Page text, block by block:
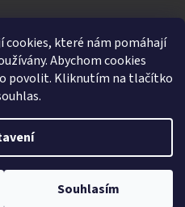
cookies, které nám pomáhají
Abychom cookies
povolit. Kliknutím na tlačítko
Souhlasím
Shoptet